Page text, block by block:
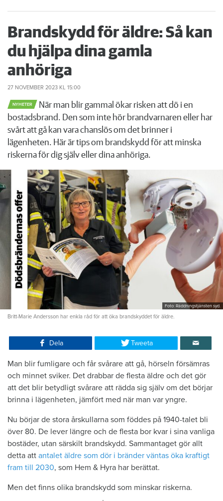
Brandskydd för äldre: Så kan
du hjälpa dina gamla
anhöriga
27 NOVEMBER 2023 KL 15:00
NYHETER
När man blir gammal ökar risken att dö i en
bostadsbrand. Den som inte hör brandvarnaren eller har
svårt att gå kan vara chanslös om det brinner i
lägenheten. Här är tips om brandskydd för att minska
riskerna för dig själv eller dina anhöriga.
Foto: Räddningstjänsten syd.
Britt-Marie Andersson har enkla råd för att öka brandskyddet för äldre.
Dela Tweeta
Man blir fumligare och får svårare att gå, hörseln försämras
och minnet sviker. Det drabbar de flesta äldre och det gör
att det blir betydligt svårare att rädda sig själv om det börjar
brinna i lägenheten, jämfört med när man var yngre.
Nu börjar de stora årskullarna som föddes på 1940-talet bli
över 80. De lever längre och de flesta bor kvar i sina vanliga
bostäder, utan särskilt brandskydd. Sammantaget gör allt
detta att antalet äldre som dör i bränder väntas öka kraftigt
fram till 2030, som Hem & Hyra har berättat.
Men det finns olika brandskydd som minskar riskerna.